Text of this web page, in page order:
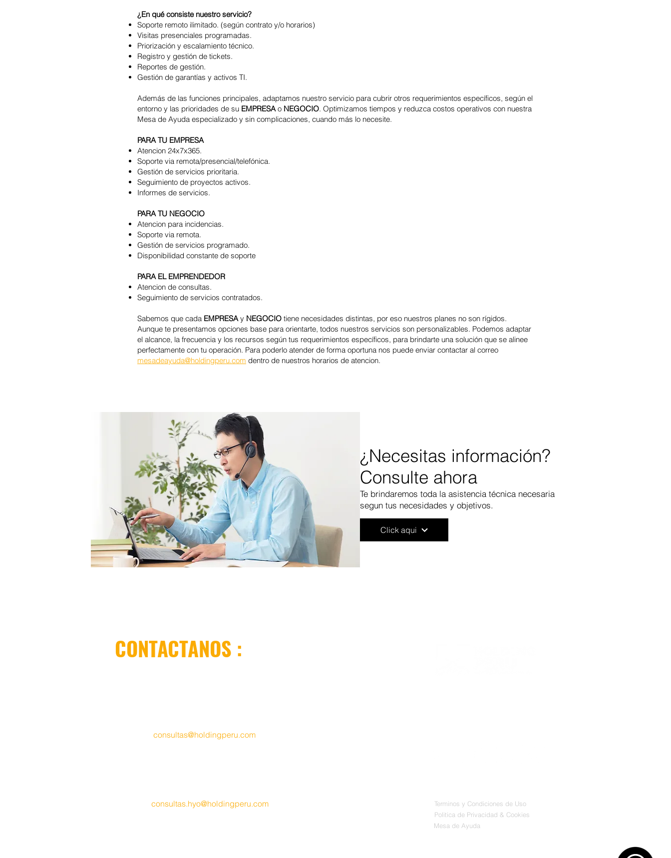
¿En qué consiste nuestro servicio?
Soporte remoto ilimitado. (según contrato y/o horarios)
Visitas presenciales programadas.
Priorización y escalamiento técnico.
Registro y gestión de tickets.
Reportes de gestión.
Gestión de garantías y activos TI.
Además de las funciones principales, adaptamos nuestro servicio para cubrir otros requerimientos específicos, según el
entorno y las prioridades de su EMPRESAo NEGOCIO. Optimizamos tiempos y reduzca costos operativos con nuestra
Mesa de Ayuda especializado y sin complicaciones, cuando más lo necesite.
PARA TU EMPRESA
Atencion 24x7x365.
Soporte via remota/presencial/telefónica.
Gestión de servicios prioritaria.
Seguimiento de proyectos activos.
Informes de servicios.
PARA TU NEGOCIO
Atencion para incidencias.
Soporte via remota.
Gestión de servicios programado.
Disponibilidad constante de soporte
PARA EL EMPRENDEDOR
Atencion de consultas.
Seguimiento de servicios contratados.
Sabemos que cada EMPRESAy NEGOCIO tiene necesidades distintas, por eso nuestros planes no son rígidos.
Aunque te presentamos opciones base para orientarte, todos nuestros servicios son personalizables. Podemos adaptar
el alcance, la frecuencia y los recursos según tus requerimientos específicos, para brindarte una solución que se alinee
perfectamente con tu operación. Para poderlo atender de forma oportuna nos puede enviar contactar al correo
mesadeayuda@holdingperu.com dentro de nuestros horarios de atencion.
¿Necesitas información?
Consulte ahora
Te brindaremos toda la asistencia técnica necesaria
segun tus necesidades y objetivos.
Click aqui
CONTACTANOS :
consultas@holdingperu.com
consultas.hyo@holdingperu.com
Terminos y Condiciones de Uso
Politica de Privacidad & Cookies
Mesa de Ayuda